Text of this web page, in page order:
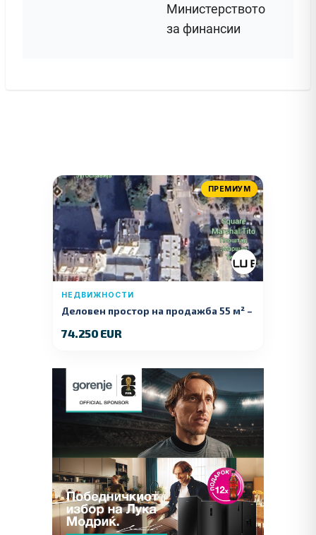
Министерството
за финансии
ПРЕМИУМ
НЕДВИЖНОСТИ
Деловен простор на продажба 55 м² –
74.250 EUR